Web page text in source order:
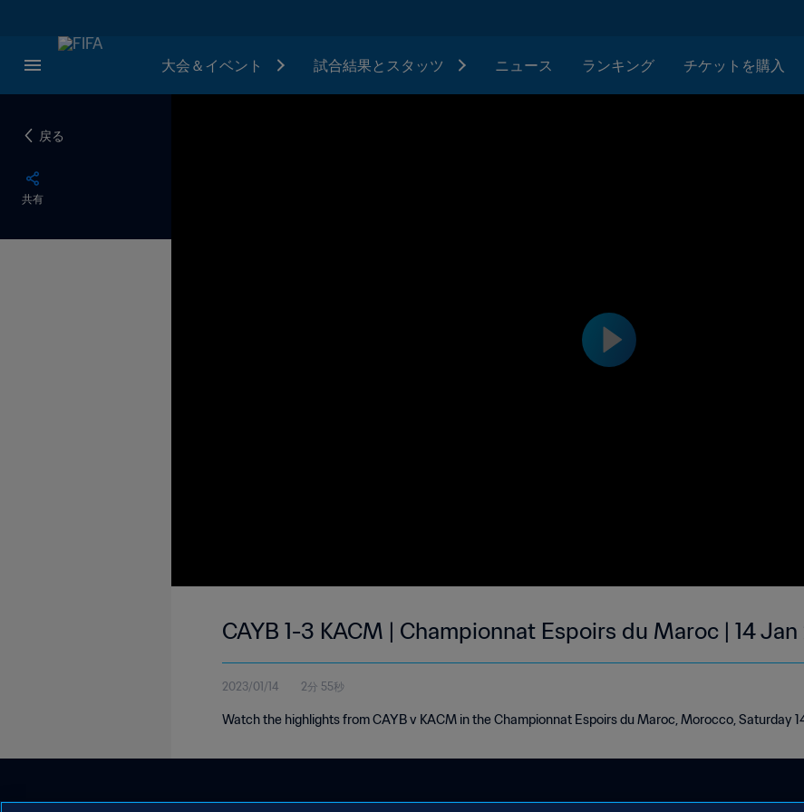
大会＆イベント 試合結果とスタッツ ニュース ランキング チケットを購入
戻る
共有
CAYB 1-3 KACM | Championnat Espoirs du Maroc | 14
2023/01/14 2分 55秒
Watch the highlights from CAYB v KACM in the Championnat Espoirs du Maroc, Morocco, Saturday